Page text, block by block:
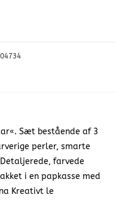
Sæt bestående af 3
perler, smarte
farvede
i en papkasse med
Kreativt le